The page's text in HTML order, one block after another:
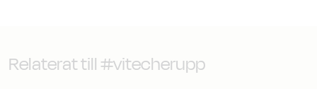
Relaterat till #vitecherupp